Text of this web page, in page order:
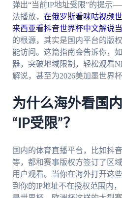
弹出“当前IP地址受限”的提示
法播放， 在俄罗斯看咪咕视频
来西亚看抖音世界杯中文解说
的根源，其实是国内平台的版
能访问。这篇指南会告诉你，
器，突破地域限制，轻松观看
解说，甚至为2026美加墨世界
为什么海外看国
“IP受限”？
国内的体育直播平台，比如抖
等，都和赛事版权方签订了区
用户观看。当你在海外打开这
到你的IP地址不在授权范围内